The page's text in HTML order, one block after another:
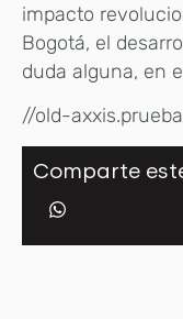
impacto
Bogotá, el
duda alguna, en
//old-
Comparte